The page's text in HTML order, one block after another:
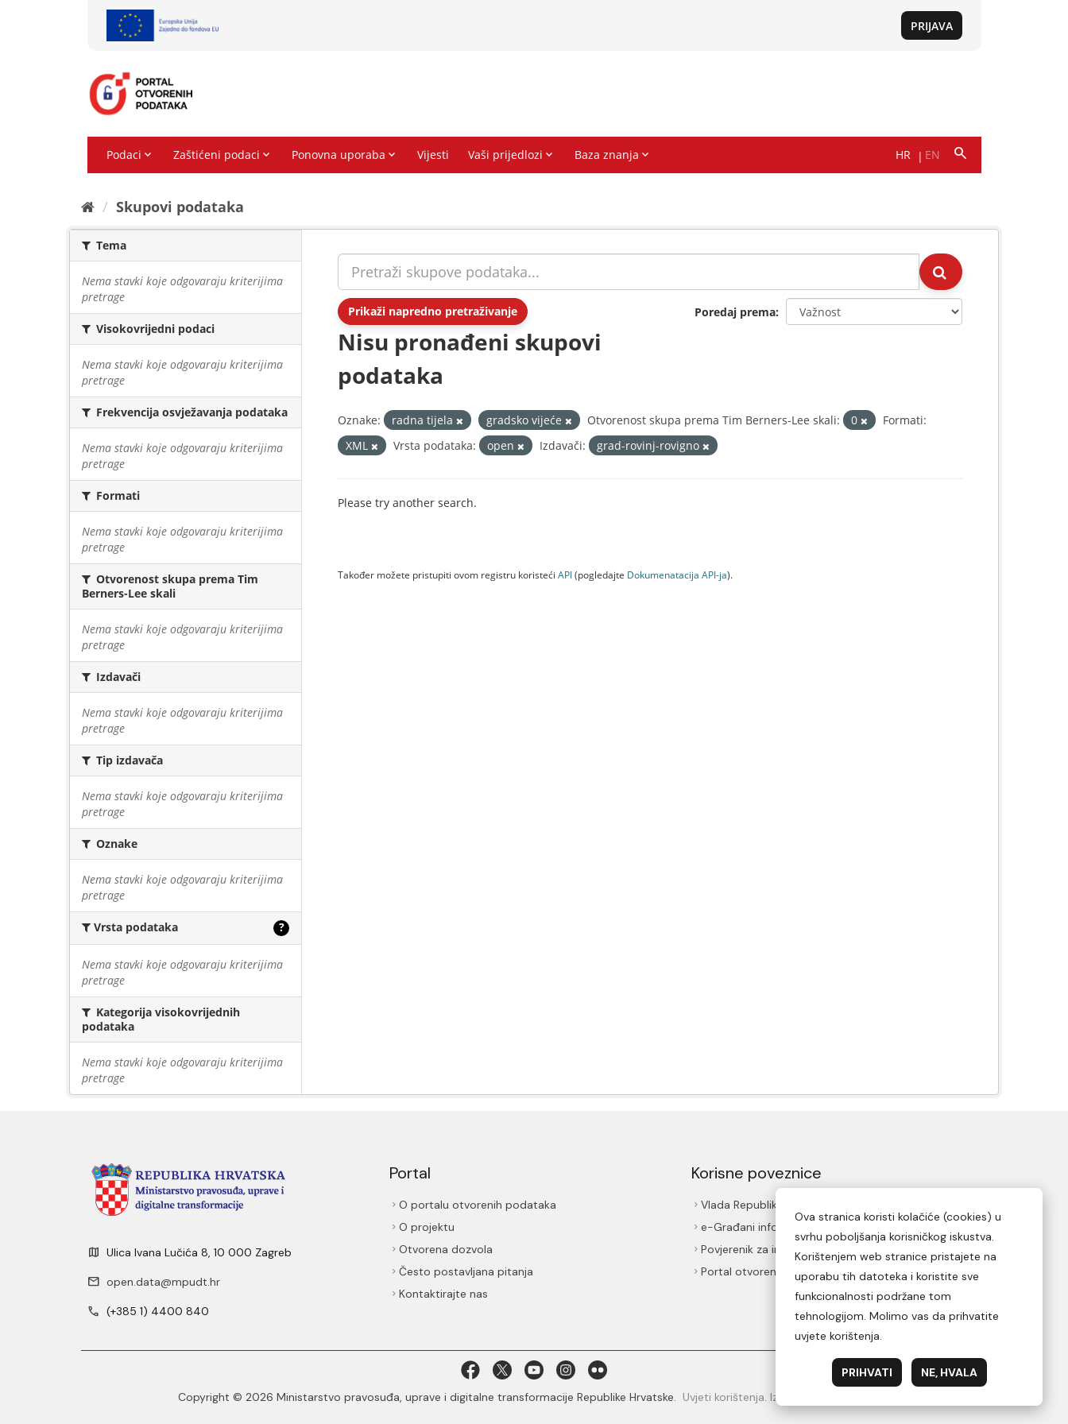
Skupovi podаtаkа
Tema
Nema stavki koje odgovaraju kriterijima
pretrage
Visokovrijedni podaci
Nema stavki koje odgovaraju kriterijima
pretrage
Frekvencija osvježavanja podataka
Nema stavki koje odgovaraju kriterijima
pretrage
Formati
Nema stavki koje odgovaraju kriterijima
pretrage
Otvorenost skupa prema Tim
Berners-Lee skali
Nema stavki koje odgovaraju kriterijima
pretrage
Izdavači
Nema stavki koje odgovaraju kriterijima
pretrage
Tip izdavača
Nema stavki koje odgovaraju kriterijima
pretrage
Oznake
Nema stavki koje odgovaraju kriterijima
pretrage
Vrsta podataka ?
Nema stavki koje odgovaraju kriterijima
pretrage
Kategorija visokovrijednih
podataka
Nema stavki koje odgovaraju kriterijima
pretrage
Prikaži napredno pretraživanje Poredaj prema
Nisu pronađeni skupovi
podataka
Oznake: radna tijela gradsko vijeće Otvorenost skupa prema Tim Berners-Lee skali: 0
Formati:
XML
Vrsta podataka: open Izdavači: grad-rovinj-rovigno
Please try another search.
Također možete pristupiti ovom registru koristeći API(pogledajte Dokumenаtаcijа API-jа).